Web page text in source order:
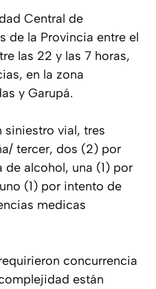
Central de
de la Provincia entre el
las 22 y las 7 horas,
en la zona
y Garupá.
siniestro vial, tres
tercer, dos (2) por
alcohol, una (1) por
(1) por intento de
medicas
concurrencia
están